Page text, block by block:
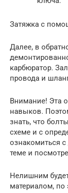
Затяжка с
Далее, в
карбюратор.
провода и
Внимание! Эта
навыков.
знать, что
схеме и с
ознакомиться
теме и
Нелишним
материалом, по